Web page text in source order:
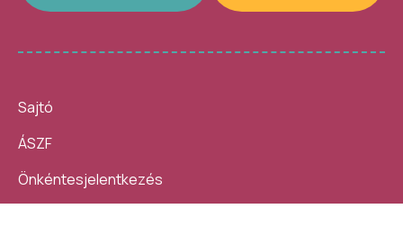
Sajtó
ÁSZF
Önkéntesjelentkezés